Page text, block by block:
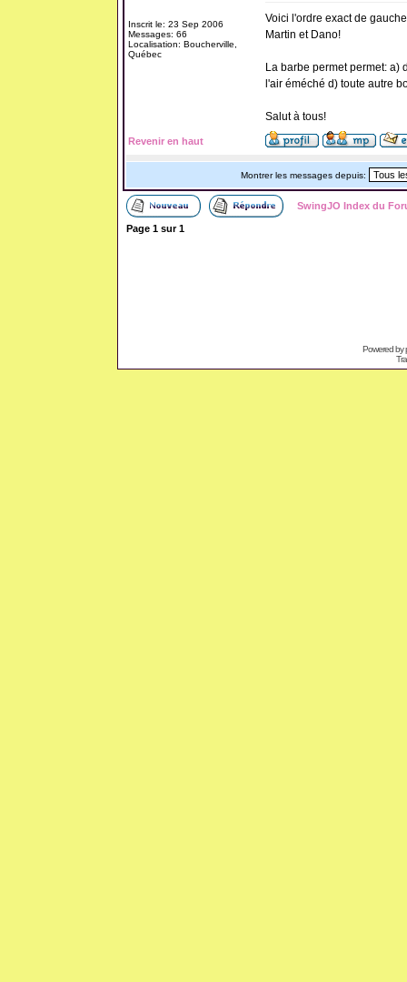
Inscrit le: 23 Sep 2006
Messages: 66
Localisation: Boucherville,
Québec
Voici l'ordre exact de
Martin et Dano!
La barbe permet permet: a)
l'air éméché d) toute autre
Salut à tous!
Revenir en haut
Montrer les messages depuis:
SwingJO Index du
Page 1sur1
Powered by